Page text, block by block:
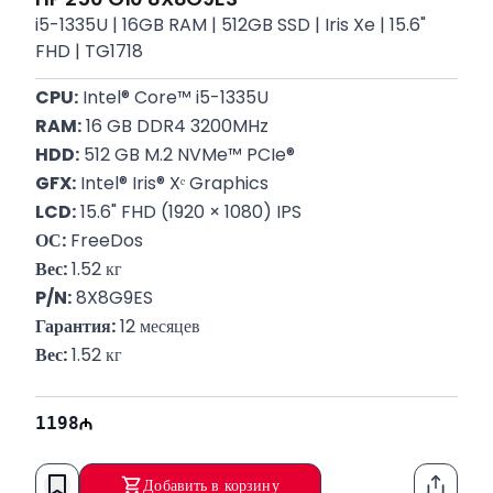
i5-1335U | 16GB RAM | 512GB SSD | Iris Xe | 15.6"
FHD | TG1718
CPU: Intel® Core™ i5-1335U
RAM: 16 GB DDR4 3200MHz
HDD: 512 GB M.2 NVMe™ PCIe®
GFX: Intel® Iris® Xᵉ Graphics
LCD: 15.6" FHD (1920 × 1080) IPS
ОС: FreeDos
Вес: 1.52 кг
P/N: 8X8G9ES
Гарантия: 12 месяцев
Вес: 1.52 кг
1198
Добавить в корзину